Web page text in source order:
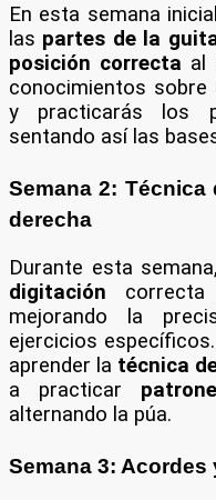
En esta semana
las partes de la
posición correcta al
conocimientos sobre
y practicarás los
sentando así las
Semana 2:
derecha
Durante esta
digitación
mejorando la
ejercicios
aprender la técnica
a practicar
alternando la púa.
Semana 3: Acordes